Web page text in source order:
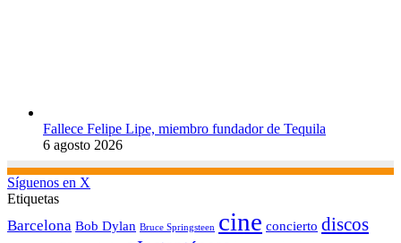
Fallece Felipe Lipe, miembro fundador de Tequila
6 agosto 2026
Síguenos en X
Etiquetas
Barcelona Bob Dylan Bruce Springsteen cine concierto discos